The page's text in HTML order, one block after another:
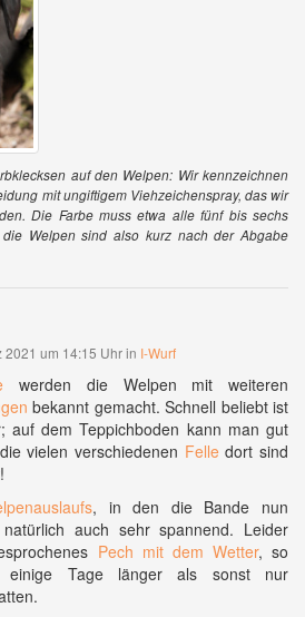
auf den Welpen: Wir kennzeichnen
mit ungiftigem Viehzeichenspray, das wir
Die Farbe muss etwa alle fünf bis sechs
die Welpen sind also kurz nach der Abgabe
2021 um 14:15 Uhr in I-Wurf
werden die Welpen mit weiteren
bekannt gemacht. Schnell beliebt ist
auf dem Teppichboden kann man gut
vielen verschiedenen Felledort sind
, in den die Bande nun
auch sehr spannend. Leider
Pech mit dem Wetter, so
Tage länger als sonst nur